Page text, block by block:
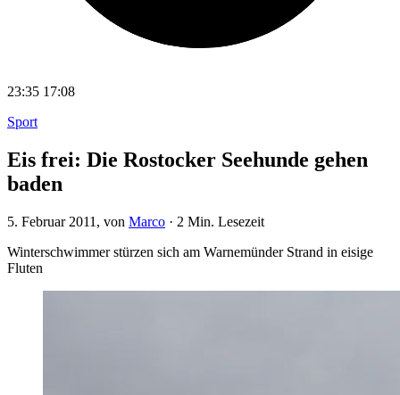
23:35 17:08
Sport
Eis frei: Die Rostocker Seehunde gehen
baden
5. Februar 2011 , von Marco · 2 Min. Lesezeit
Winterschwimmer stürzen sich am Warnemünder Strand in eisige
Fluten